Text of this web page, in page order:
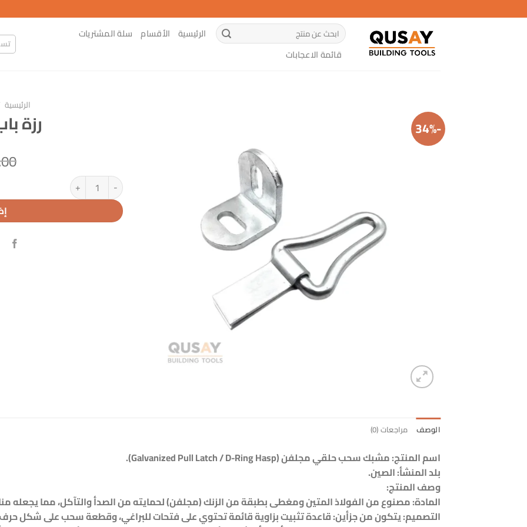
للمحتوى
البحث
عن:
الرئيسية الأقسام سلة المشتريات
قائمة الاعجابات
-34%
الرئيسية
رزة
كمية رزة باب مقلفن ثقيل
الوصف مراجعات (0)
اسم المنتج: مشبك سحب حلقي مجلفن (Galvanized Pull Latch / D-Ring Hasp).
بلد المنشأ: الصين.
وصف المنتج:
المادة: مصنوع من الفولاذ المتين ومغطى بطبقة من الزنك (مجلفن) لحمايته من الصدأ والتآكل، مما يجعله
التصميم: يتكون من جزأين: قاعدة تثبيت بزاوية قائمة تحتوي على فتحات للبراغي، وقطعة سحب على شكل حرف D مع لسان يدخل في الفتحة لتثبيت القفل.